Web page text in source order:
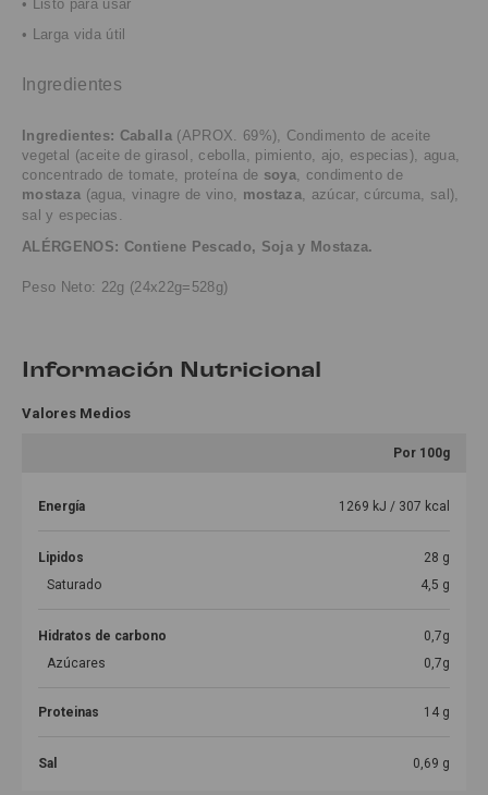
• Listo para usar
• Larga vida útil
Ingredientes
Ingredientes: Caballa (APROX. 69%), Condimento de aceite
vegetal (aceite de girasol, cebolla, pimiento, ajo, especias), agua,
concentrado de tomate, proteína de soya, condimento de
mostaza (agua, vinagre de vino, mostaza, azúcar, cúrcuma, sal),
sal y especias.
ALÉRGENOS: Contiene Pescado, Soja y Mostaza.
Peso Neto: 22g (24x22g=528g)
Información Nutricional
Valores Medios
Por 100g
Energía 1269 kJ / 307 kcal
Lipidos
28 g
Saturado
4,5 g
Hidratos de carbono
0,7g
Azúcares
0,7g
Proteinas 14 g
Sal 0,69 g